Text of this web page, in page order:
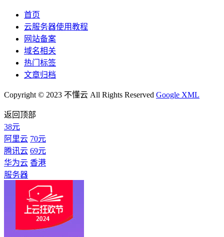
首页
云服务器使用教程
网站备案
域名相关
热门标签
文章归档
Copyright © 2023 不懂云 All Rights Reserved Google XML
返回顶部
38元
阿里云 70元
腾讯云 69元
华为云 香港
服务器